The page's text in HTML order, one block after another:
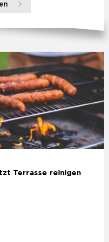
Terrasse reinigen